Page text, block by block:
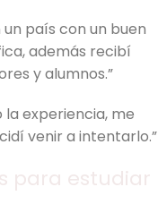
país con un buen
además recibí
y alumnos.”
la experiencia, me
venir a intentarlo.”